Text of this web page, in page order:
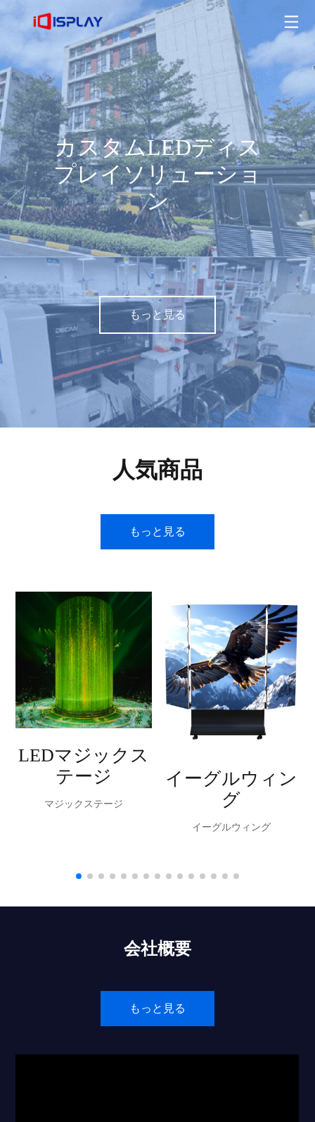
カスタムLEDディス
プレイソリューショ
ン
もっと見る
カスタムLEDディスプレイソリューション
もっと見る
人気商品
もっと見る
LEDマジックス
テージ
マジックステージ
イーグルウィン
グ
イーグルウィング
会社概要
もっと見る